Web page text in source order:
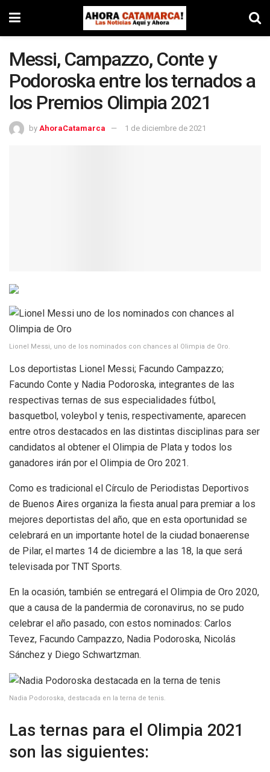
Messi, Campazzo, Conte y
Podoroska entre los ternados a
los Premios Olimpia 2021
by AhoraCatamarca 1 de diciembre de 2021
Lionel Messi, uno de los nominados con chances al Olimpia de Oro.
Los deportistas Lionel Messi; Facundo Campazzo;
Facundo Conte y Nadia Podoroska, integrantes de las
respectivas ternas de sus especialidades fútbol,
basquetbol, voleybol y tenis, respectivamente, aparecen
entre otros destacados en las distintas disciplinas para ser
candidatos al obtener el Olimpia de Plata y todos los
ganadores irán por el Olimpia de Oro 2021.
Como es tradicional el Círculo de Periodistas Deportivos
de Buenos Aires organiza la fiesta anual para premiar a los
mejores deportistas del año, que en esta oportunidad se
celebrará en un importante hotel de la ciudad bonaerense
de Pilar, el martes 14 de diciembre a las 18, la que será
televisada por TNT Sports.
En la ocasión, también se entregará el Olimpia de Oro 2020,
que a causa de la pandermia de coronavirus, no se pudo
celebrar el año pasado, con estos nominados: Carlos
Tevez, Facundo Campazzo, Nadia Podoroska, Nicolás
Sánchez y Diego Schwartzman.
Nadia Podoroska, destacada en la terna de tenis.
Las ternas para el Olimpia 2021
son las siguientes: